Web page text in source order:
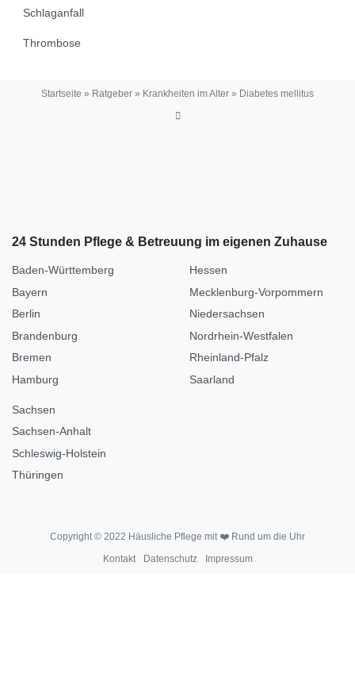
Schlaganfall
Thrombose
Startseite » Ratgeber » Krankheiten im Alter » Diabetes mellitus
24 Stunden Pflege & Betreuung im eigenen Zuhause
Baden-Württemberg
Bayern
Berlin
Brandenburg
Bremen
Hamburg
Hessen
Mecklenburg-Vorpommern
Niedersachsen
Nordrhein-Westfalen
Rheinland-Pfalz
Saarland
Sachsen
Sachsen-Anhalt
Schleswig-Holstein
Thüringen
Copyright © 2022 Häusliche Pflege mit ❤️ Rund um die Uhr
Kontakt
Datenschutz Impressum